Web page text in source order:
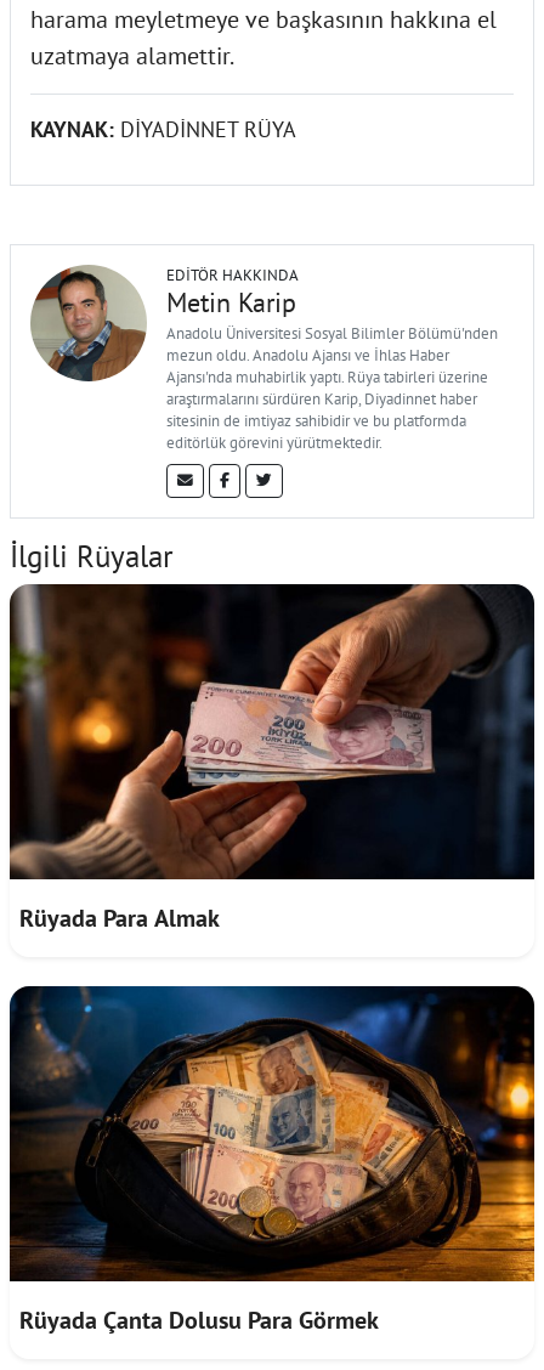
harama meyletmeye ve başkasının hakkına el
uzatmaya alamettir.
KAYNAK: DİYADİNNET RÜYA
EDITÖR HAKKINDA
Metin Karip
Anadolu Üniversitesi Sosyal Bilimler Bölümü'nden
mezun oldu. Anadolu Ajansı ve İhlas Haber
Ajansı'nda muhabirlik yaptı. Rüya tabirleri üzerine
araştırmalarını sürdüren Karip, Diyadinnet haber
sitesinin de imtiyaz sahibidir ve bu platformda
editörlük görevini yürütmektedir.
İlgili Rüyalar
Rüyada Para Almak
Rüyada Çanta Dolusu Para Görmek